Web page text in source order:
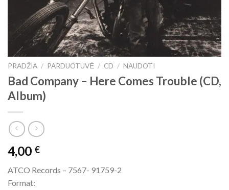
PRADŽIA / PARDUOTUVĖ / CD / NAUDOTI
Bad Company – Here Comes Trouble (CD,
Album)
4,00 €
ATCO Records ‎– 7567- 91759-2
Format: